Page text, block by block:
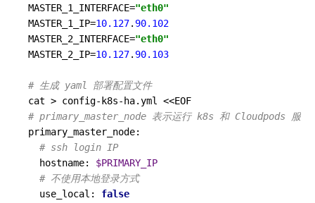
MASTER_1_INTERFACE="eth0"
MASTER_1_IP=10.127. 90.102
MASTER_2_INTERFACE="eth0"
MASTER_2_IP=10.127. 90.103
# 生成 yaml 部署配置文件
# primary_master_node 表示运行 k8s 和 Cloudpods 服务
primary_master_node:
# ssh login IP
  hostname:
$PRIMARY_IP
# 不使用本地登录方式
  use_local:
false